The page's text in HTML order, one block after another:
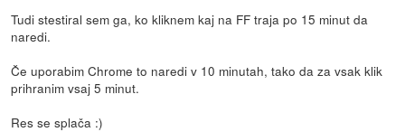
Tudi stestiral sem ga, ko kliknem kaj na FF traja po 15 minut da
naredi.
Če uporabim Chrome to naredi v 10 minutah, tako da za vsak klik
prihranim vsaj 5 minut.
Res se splača :)